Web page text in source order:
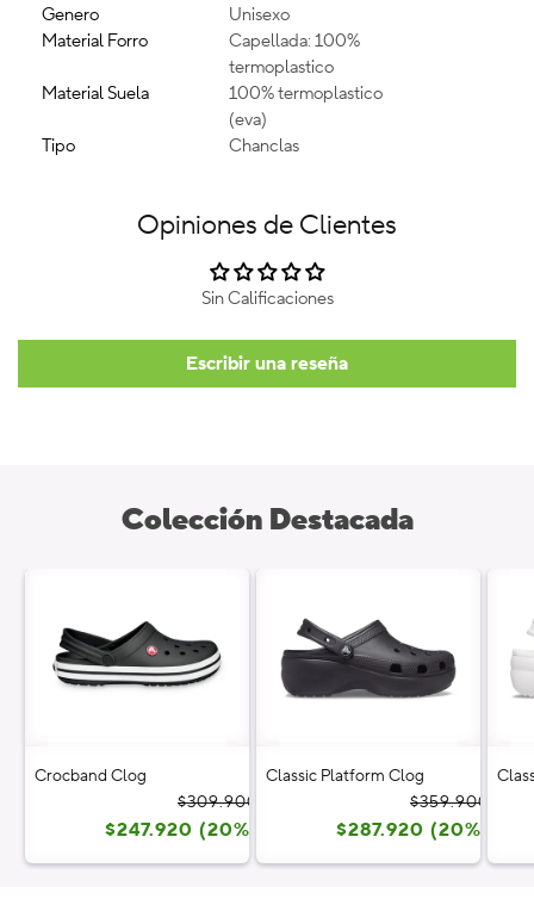
Genero
Unisexo
Material Forro
Capellada: 100%
termoplastico
Material Suela
100% termoplastico
(eva)
Tipo
Chanclas
Opiniones de Clientes
Sin Calificaciones
Escribir una reseña
Colección Destacada
Crocband Clog
$309.900
oferta
$247.920 (20%)
Classic Platform Clog
$359.900
$287.920 (20%)